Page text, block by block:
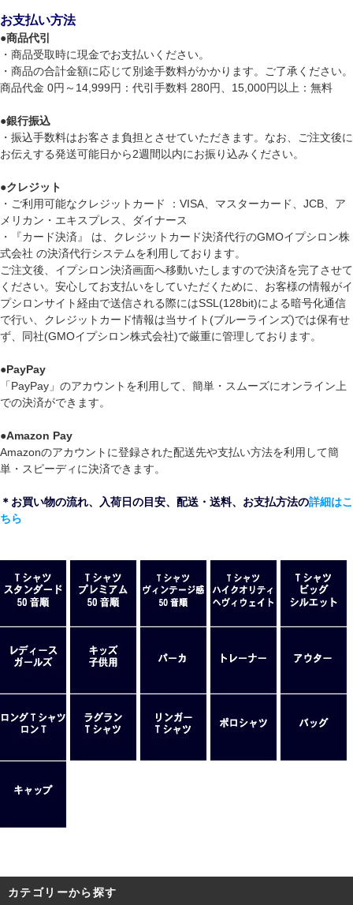
お支払い方法
●商品代引
・商品受取時に現金でお支払いください。
・商品の合計金額に応じて別途手数料がかかります。ご了承ください。
商品代金 0円～14,999円：代引手数料 280円、15,000円以上：無料
●銀行振込
・振込手数料はお客さま負担とさせていただきます。なお、ご注文後に
お伝えする発送可能日から2週間以内にお振り込みください。
●クレジット
・ご利用可能なクレジットカード ：VISA、マスターカード、JCB、ア
メリカン・エキスプレス、ダイナース
・『カード決済』 は、クレジットカード決済代行のGMOイプシロン株
式会社 の決済代行システムを利用しております。
ご注文後、イプシロン決済画面へ移動いたしますので決済を完了させて
ください。安心してお支払いをしていただくために、お客様の情報がイ
プシロンサイト経由で送信される際にはSSL(128bit)による暗号化通信
で行い、クレジットカード情報は当サイト(ブルーラインズ)では保有せ
ず、同社(GMOイプシロン株式会社)で厳重に管理しております。
●PayPay
「PayPay」のアカウントを利用して、簡単・スムーズにオンライン上
での決済ができます。
●Amazon Pay
Amazonのアカウントに登録された配送先や支払い方法を利用して簡
単・スピーディに決済できます。
＊お買い物の流れ、入荷日の目安、配送・送料、お支払方法の詳細はこ
ちら
カテゴリーから探す